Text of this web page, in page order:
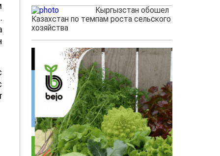
Кыргызстан обошел
Казахстан по темпам роста сельского
хозяйства